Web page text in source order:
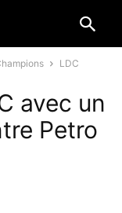
LDC
avec un
Petro